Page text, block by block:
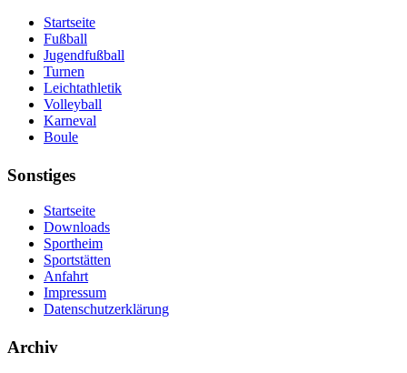
Startseite
Fußball
Jugendfußball
Turnen
Leichtathletik
Volleyball
Karneval
Boule
Sonstiges
Startseite
Downloads
Sportheim
Sportstätten
Anfahrt
Impressum
Datenschutzerklärung
Archiv